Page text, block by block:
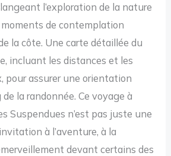
l’exploration de la nature
de contemplation
la côte. Une carte détaillée du
incluant les distances et les
pour assurer une orientation
la randonnée. Ce voyage à
Suspendues n’est pas juste une
à l’aventure, à la
devant certains des